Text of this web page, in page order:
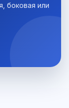
боковая или